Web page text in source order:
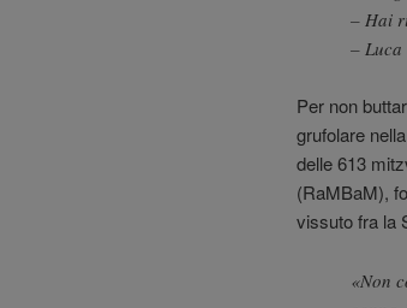
– Hai
–
Per non
grufolare
delle 613
(RaMBaM),
vissuto fra la
«Non